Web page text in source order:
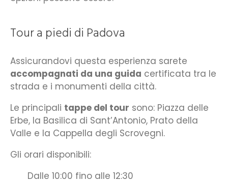
Tour a piedi di Padova
Assicurandovi questa esperienza sarete
accompagnati da una guida certificata tra le
strada e i monumenti della città.
Le principali tappe del tour sono: Piazza delle
Erbe, la Basilica di Sant’Antonio, Prato della
Valle e la Cappella degli Scrovegni.
Gli orari disponibili:
Dalle 10:00 fino alle 12:30